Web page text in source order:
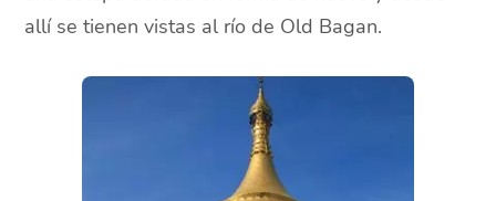
allí se tienen vistas al río de Old Bagan.